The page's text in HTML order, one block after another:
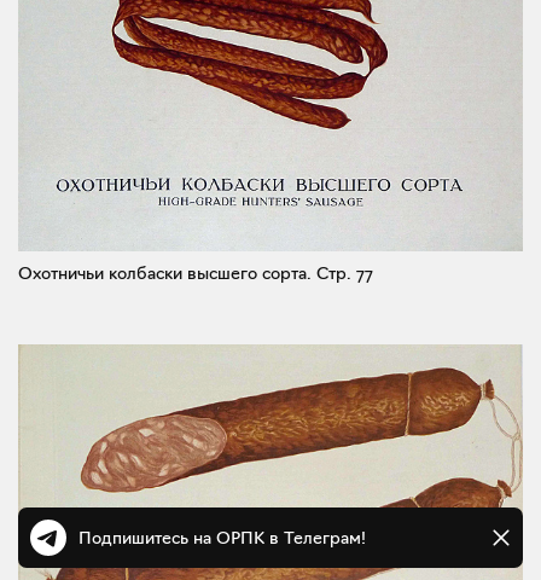
Охотничьи колбаски высшего сорта. Стр. 77
Подпишитесь на ОРПК в Телеграм!